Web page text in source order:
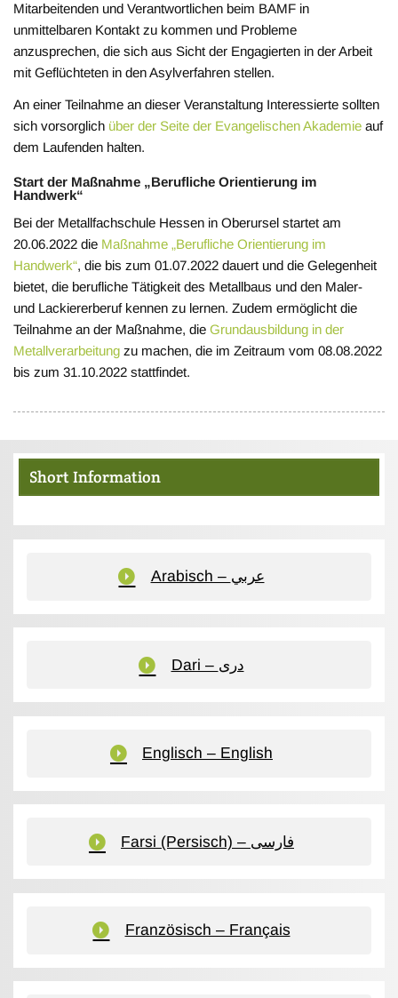
Mitarbeitenden und Verantwortlichen beim BAMF in
unmittelbaren Kontakt zu kommen und Probleme
anzusprechen, die sich aus Sicht der Engagierten in der Arbeit
mit Geflüchteten in den Asylverfahren stellen.
An einer Teilnahme an dieser Veranstaltung Interessierte sollten
sich vorsorglich über der Seite der Evangelischen Akademie auf
dem Laufenden halten.
Start der Maßnahme „Berufliche Orientierung im
Handwerk“
Bei der Metallfachschule Hessen in Oberursel startet am
20.06.2022 die Maßnahme „Berufliche Orientierung im
Handwerk“, die bis zum 01.07.2022 dauert und die Gelegenheit
bietet, die berufliche Tätigkeit des Metallbaus und den Maler-
und Lackiererberuf kennen zu lernen. Zudem ermöglicht die
Teilnahme an der Maßnahme, dieGrundausbildung in der
Metallverarbeitung zu machen, die im Zeitraum vom 08.08.2022
bis zum 31.10.2022 stattfindet.
Short Information
Arabisch – عربي
Dari – دری
Englisch – English
Farsi (Persisch) – فارسی
Französisch – Français